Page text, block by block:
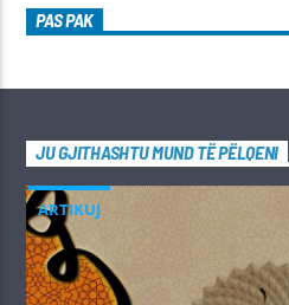
PAS PAK
JU GJITHASHTU MUND TË PËLQENI
ARTIKUJ